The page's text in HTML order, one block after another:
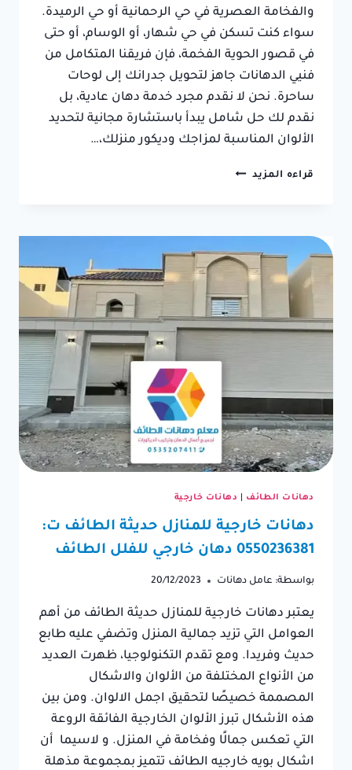
والفخامة العصرية في حي الرحمانية أو حي الرميدة.
سواء كنت تسكن في حي شهار، أو الوسام، أو حتى
في قصور الحوية الفخمة، فإن فريقنا المتكامل من
فنيي الدهانات جاهز لتحويل جدرانك إلى لوحات
ساحرة. نحن لا نقدم مجرد خدمة دهان عادية، بل
نقدم لك حل شامل يبدأ باستشارة مجانية لتحديد
الألوان المناسبة لمزاجك وديكور منزلك،…
قراءه المزيد معلم
0550236381
،
بوية
حبيبات
للواجهات
في
دهانات الطائف دهانات خارجية
دهانات خارجية للمنازل حديثة الطائف ت:
0550236381 دهان خارجي للفلل الطائف
بواسطة: عامل دهانات 20/12/2023
يعتبر دهانات خارجية للمنازل حديثة الطائف من أهم
العوامل التي تزيد جمالية المنزل وتضفي عليه طابع
حديث وفريدا. ومع تقدم التكنولوجيا، ظهرت العديد
من الأنواع المختلفة من الألوان والاشكال
المصممة خصيصًا لتحقيق اجمل الالوان. ومن بين
هذه الأشكال تبرز الألوان الخارجية الفائقة الروعة
التي تعكس جمالًا وفخامة في المنزل. و لاسيما أن
اشكال بويه خارجيه الطائف تتميز بمجموعة مذهلة